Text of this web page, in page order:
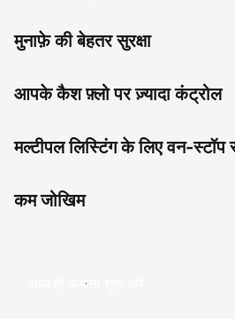
मुनाफ़े की बेहतर सुरक्षा
आपके कैश फ़्लो पर ज़्यादा कंट्रोल
मल्टीपल लिस्टिंग के लिए वन-स्टॉप
कम जोखिम
आज ही कमाना शुरू करें